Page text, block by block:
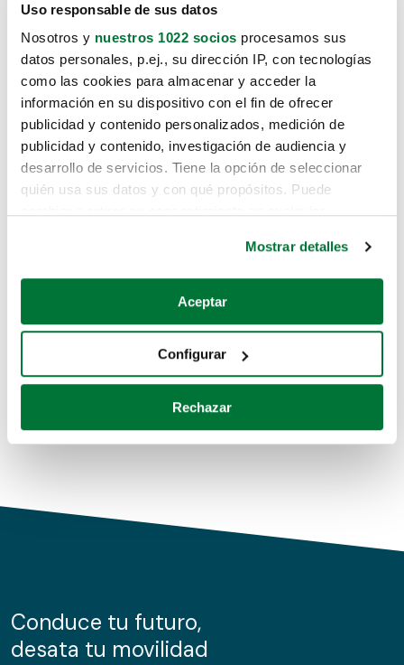
Uso responsable de sus datos
Nosotros y nuestros 1022 socios procesamos sus
datos personales, p.ej., su dirección IP, con tecnologías
como las cookies para almacenar y acceder la
información en su dispositivo con el fin de ofrecer
publicidad y contenido personalizados, medición de
publicidad y contenido, investigación de audiencia y
desarrollo de servicios. Tiene la opción de seleccionar
quién usa sus datos y con qué propósitos. Puede
Si lo permite, también quisiéramos:
Recopilar información sobre su ubicación geográfica
Identificar su dispositivo analizándolo activamente
para buscar características específicas (huellas
Obtenga más información sobre cómo se procesan sus
de cookies.
información sobre el uso que haga del sitio web con
nuestros partners de redes sociales, publicidad y análisis
Mostrar detalles
Aceptar
Configurar
Rechazar
Lo sentimos, no sabemos como
te hemos traido hasta aquí.
Pero puedes encontrar el coche que estás
buscando en alguno de estos enlaces:
Coches de segunda mano
Coches de km0
Conduce tu futuro,
desata tu movilidad